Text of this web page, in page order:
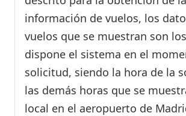
información de vuelos, los
vuelos que se muestran son
dispone el sistema en el
solicitud, siendo la hora de la
las demás horas que se
local en el aeropuerto de